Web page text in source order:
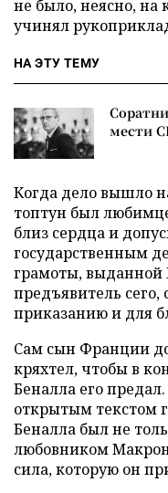
не было, неясно, на
учинял
НА ЭТУ ТЕМУ
мести
Когда дело вышло
топтун был
близ сердца и
государственным
грамоты, выданной
предъявитель
приказанию и для
Сам сын Франции
кряхтел, чтобы в
Беналла его
открытым текстом
Беналла был не
любовником
сила, которую он